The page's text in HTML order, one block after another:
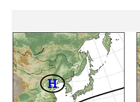
약하여 강수가 적었다. [우리
서울의 8월 1일~9월 12일 간
래 최고 서울의 8월 1일부터
는 기상관측 이래 최대인 32일
풍을 볼 수 있을 것으로 예상
분 평년보다 늦어 중부지방과
나타날 것으로 예상되며, 남
나타날 것으로 전망된다. 다가
의 영향으로 맑은 날이 많아